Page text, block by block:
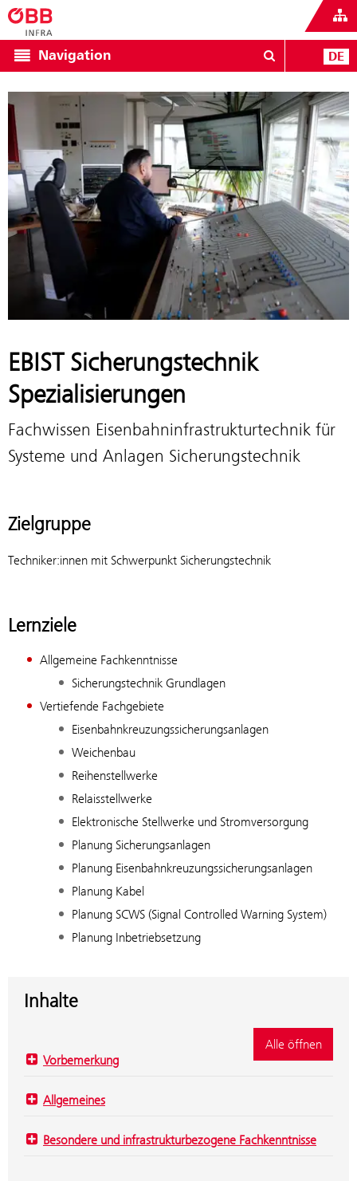
Navigation DE
EBIST Sicherungstechnik
Spezialisierungen
Fachwissen Eisenbahninfrastrukturtechnik für
Systeme und Anlagen Sicherungstechnik
Zielgruppe
Techniker:innen mit Schwerpunkt Sicherungstechnik
Lernziele
Allgemeine Fachkenntnisse
Sicherungstechnik Grundlagen
Vertiefende Fachgebiete
Eisenbahnkreuzungssicherungsanlagen
Weichenbau
Reihenstellwerke
Relaisstellwerke
Elektronische Stellwerke und Stromversorgung
Planung Sicherungsanlagen
Planung Eisenbahnkreuzungssicherungsanlagen
Planung Kabel
Planung SCWS (Signal Controlled Warning System)
Planung Inbetriebsetzung
Inhalte
Alle öffnen
Vorbemerkung
Allgemeines
Besondere und infrastrukturbezogene Fachkenntnisse